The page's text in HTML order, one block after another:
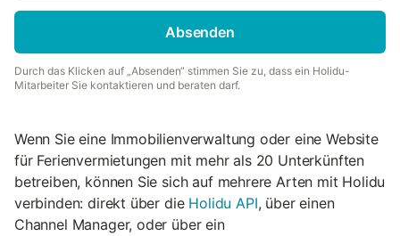
Absenden
Durch das Klicken auf „Absenden“ stimmen Sie zu, dass ein Holidu-
Mitarbeiter Sie kontaktieren und beraten darf.
Wenn Sie eine Immobilienverwaltung oder eine Website
für Ferienvermietungen mit mehr als 20 Unterkünften
betreiben, können Sie sich auf mehrere Arten mit Holidu
verbinden: direkt über die Holidu API, über einen
Channel Manager, oder über ein